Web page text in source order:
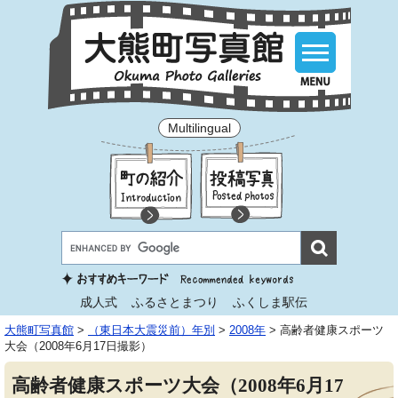
Multilingual
成人式 ふるさとまつり ふくしま駅伝
大熊町写真館 > （東日本大震災前）年別 > 2008年 > 高齢者健康スポーツ
大会（2008年6月17日撮影）
高齢者健康スポーツ大会（2008年6月17